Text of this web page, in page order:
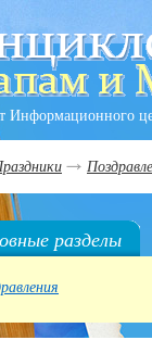
Информационного
разделы